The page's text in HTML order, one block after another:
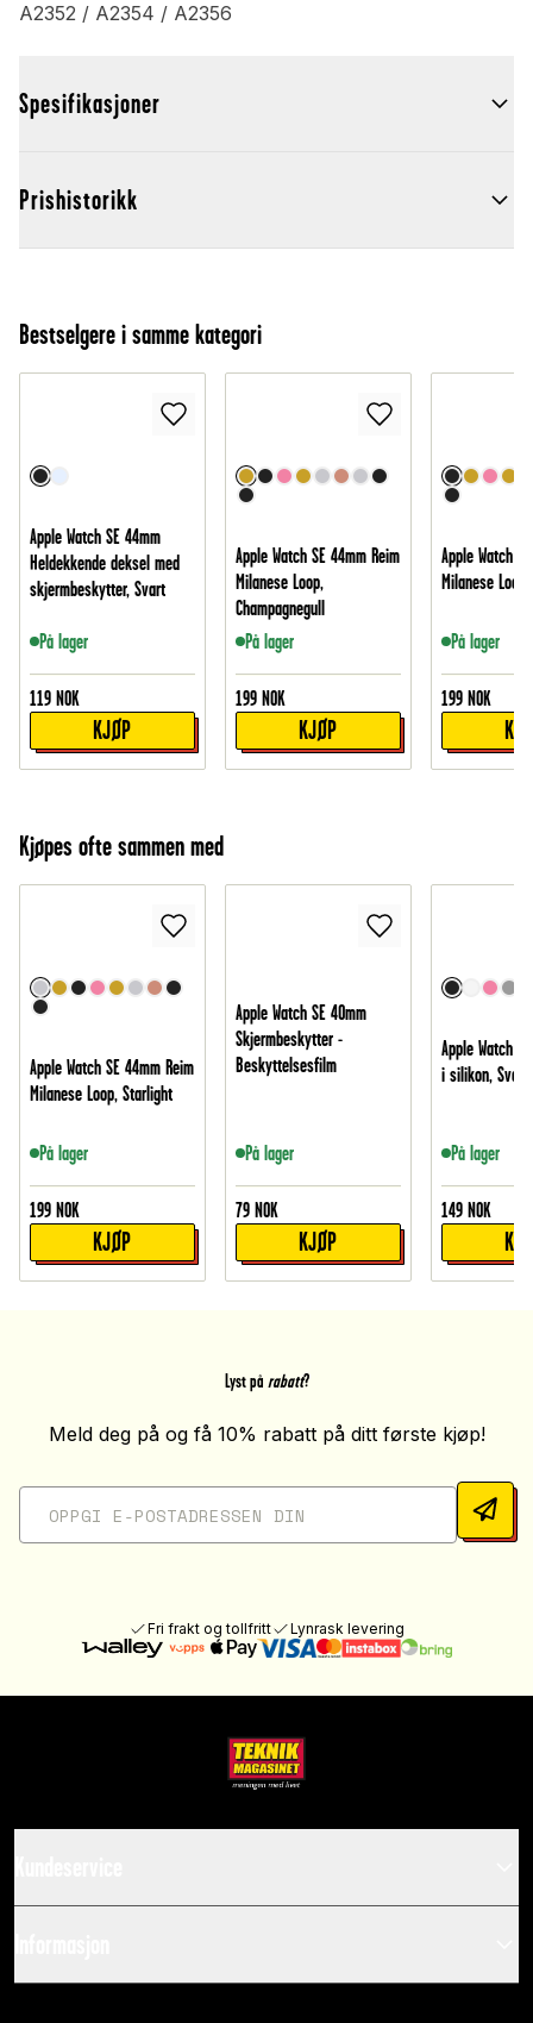
A2352 / A2354 / A2356
Spesifikasjoner
Prishistorikk
Bestselgere i samme kategori
Apple Watch SE 44mm
Heldekkende deksel med
skjermbeskytter, Svart
På lager
119 NOK
KJØP
Apple Watch SE 44mm Reim
Milanese Loop,
Champagnegull
På lager
199 NOK
KJØP
Apple Watch
Milanese
På lager
199 NOK
Kjøpes ofte sammen med
Apple Watch SE 44mm Reim
Milanese Loop, Starlight
På lager
199 NOK
KJØP
Apple Watch SE 40mm
Skjermbeskytter -
Beskyttelsesfilm
På lager
79 NOK
KJØP
Apple Watch
i silikon, Svart
På lager
149 NOK
Lyst på rabatt?
Meld deg på og få 10% rabatt på ditt første kjøp!
Fri frakt og tollfritt Lynrask levering